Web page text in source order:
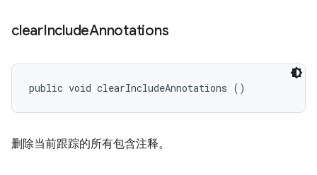
clearIncludeAnnotations
public void clearIncludeAnnotations ()
删除当前跟踪的所有包含注释。